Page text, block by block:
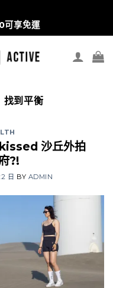
可享免運
找到平衡
沙丘外拍
?!
日 BY ADMIN